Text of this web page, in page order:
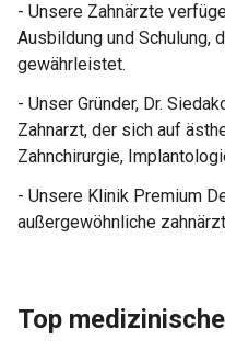
- Unsere Zahnärzte
Ausbildung und Schulung,
gewährleistet.
- Unser Gründer, Dr.
Zahnarzt, der sich auf
Zahnchirurgie,
- Unsere Klinik Premium
außergewöhnliche
Top